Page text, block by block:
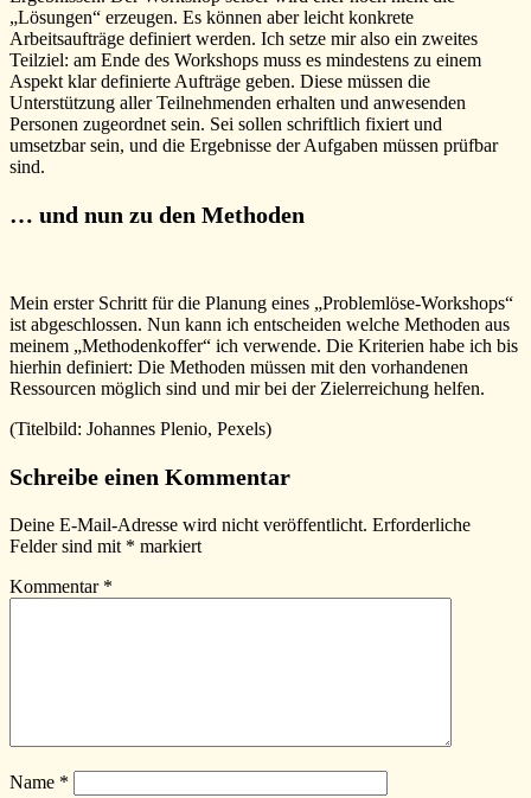
„Lösungen“ erzeugen. Es können aber leicht konkrete
Arbeitsaufträge definiert werden. Ich setze mir also ein zweites
Teilziel: am Ende des Workshops muss es mindestens zu einem
Aspekt klar definierte Aufträge geben. Diese müssen die
Unterstützung aller Teilnehmenden erhalten und anwesenden
Personen zugeordnet sein. Sei sollen schriftlich fixiert und
umsetzbar sein, und die Ergebnisse der Aufgaben müssen prüfbar
sind.
… und nun zu den Methoden
Mein erster Schritt für die Planung eines „Problemlöse-Workshops“
ist abgeschlossen. Nun kann ich entscheiden welche Methoden aus
meinem „Methodenkoffer“ ich verwende. Die Kriterien habe ich bis
hierhin definiert: Die Methoden müssen mit den vorhandenen
Ressourcen möglich sind und mir bei der Zielerreichung helfen.
(Titelbild: Johannes Plenio, Pexels)
Schlagwörter:
Change,
Methodik,
workshop
Schreibe einen Kommentar
Deine E-Mail-Adresse wird nicht veröffentlicht. Erforderliche
Felder sind mit * markiert
Kommentar *
Name *